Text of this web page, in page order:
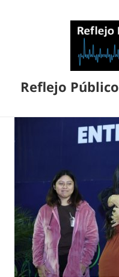
Reflejo Público